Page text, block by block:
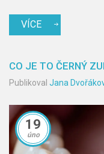
VÍCE
CO JE TO ČERNÝ
Publikoval Jana
19
úno